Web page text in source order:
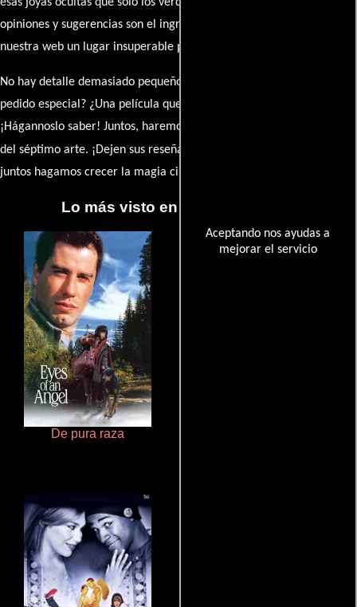
Aceptando nos ayudas a
mejorar el servicio
opiniones y sugerencias son el ingrediente secreto que hará de
nuestra web un lugar insuperable para los amantes del celuloide.
No hay detalle demasiado pequeño ni opinión insignificante. ¿Algún
pedido especial? ¿Una película que sueñas con ver reseñada?
¡Hágannoslo saber! Juntos, haremos de esta comunidad el epicentro
del séptimo arte. ¡Dejen sus reseña en la
juntos hagamos crecer la magia cinematográfica!
Lo más visto en Cineyseries.net
De pura raza